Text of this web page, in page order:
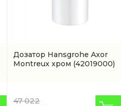
Дозатор Hansgrohe Axor
Montreux хром (42019000)
47 022